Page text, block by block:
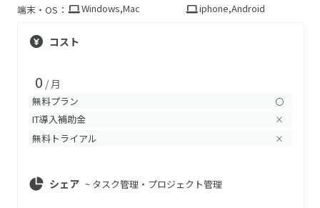
端末・OS：
Windows,Mac iphone,Android
コスト
0 / 月
無料プラン 〇
IT導入補助金 ×
無料トライアル ×
シェア ~ タスク管理・プロジェクト管理